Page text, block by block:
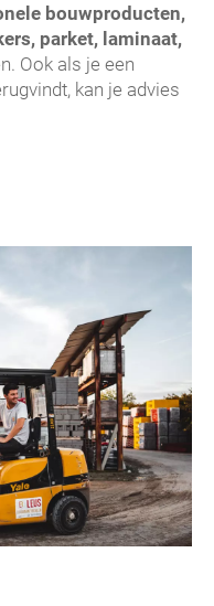
bouwproducten,
parket, laminaat,
Ook als je een
kan je advies